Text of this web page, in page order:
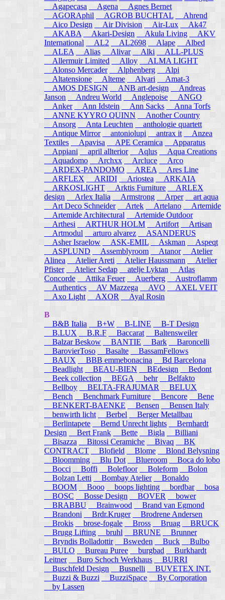
Agapecasa
Agena
Agnes Bernet
AGORAphil
AGROB BUCHTAL
Ahrend
Aico Design
Air Division Air-Lux
Ak47
AKABA
Akari-Design Akula Living
AKV
International
AL2 AL2698 Alape
Albed
ALEA
Alias Alivar Alki
ALL-PLUS
Allermuir Limited
Alloy
ALMA LIGHT
Alonso Mercader
Alphenberg
Alpi
Altatensione
Alteme Alvari
Amat-3
AMOS DESIGN
ANB art-design
Andreas
Janson
Andreu World Anglepoise
ANGO
Anker
Ann Idstein Ann Sacks
Anna Torfs
ANNE KYYRO QUINN
Another Country
Ansorg
Anta Leuchten
anthologie quartett
Antique Mirror
antoniolupi antrax it
Anzea
Textiles
Apavisa APE Ceramica
Apparatus
Appiani
april allterior Aqlus Aqua Creations
Aquadomo
Archxx Arcluce
Arco
ARDEX-PANDOMO
AREA
Ares Line
ARFLEX
ARIDI Ariostea
ARKAIA
ARKOSLIGHT
Arktis Furniture
ARLEX
design
Arlex Italia Armstrong Arper
art aqua
Art Deco Schneider
Artek Artelano
Artemide
Artemide Architectural
Artemide Outdoor
Arthesi
ARTHUR HOLM Artifort
Artisan
Artmodul
arturo alvarez
ASANDERUS
Asher Israelow
ASK-EMIL Askman
Aspeqt
ASPLUND
Assemblyroom Atanor
Atelier
Alinea
Atelier Areti Atelier Haussmann
Atelier
Pfister
Atelier Sedap atelje Lyktan
Atlas
Concorde
Attika Feuer Auerberg
Austroflamm
Authentics
AV Mazzega AVO
AXEL VEIT
Axo Light
AXOR Ayal Rosin
B
B&B Italia
B+W B-LINE
B-T Design
B.LUX
B.R.F Baccarat
Baltensweiler
Balzar Beskow
BANTIE Bark
Baroncelli
BarovierToso
Basalte
BassamFellows
BAUX
BBB emmebonacina
Bd Barcelona
Beadlight
BEAU-BIEN BEdesign
Bedont
Beek collection
BEGA behr
Belfakto
Bellboy
BELTA-FRAJUMAR
BELUX
Bench
Benchmark Furniture Bencore
Bene
BENKERT-BAENKE
Bensen
Bensen Italy
benwirth licht
Berbel
Berger Metallbau
Berlintapete
Bernd Unrecht lights
Bernhardt
Design
Bert Frank Bette Bigla
Billiani
Bisazza
Bitossi Ceramiche Bivaq
BK
CONTRACT
Blofield Blome Blond Belysning
Bloomming
Blu Dot Blueroom
Boca do lobo
Bocci
Boffi Bolefloor Boleform
Bolon
Bolzan Letti
Bombay Atelier
Bonaldo
BOOM
Booo boops lighting bordbar
bosa
BOSC
Bosse Design BOVER
bower
BRABBU
Brainwood
Brand van Egmond
Brandoni
Brdr.Kruger
Brodrene Andersen
Brokis
brose-fogale Bross Bruag
BRUCK
Brugg Lifting
bruhl BRUNE
Brunner
Bryndis Bolladottir
Bsweden Buck
Bulbo
BULO
Bureau Puree burgbad
Burkhardt
Leitner
Buro Schoch Werkhaus
BURRI
Buschfeld Design
Busnelli
BUVETEX INT.
Buzzi & Buzzi
BuzziSpace By Corporation
by Lassen